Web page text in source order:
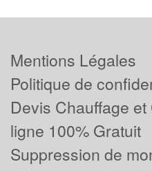
Mentions Légales
Politique de
Devis Chauffage
ligne 100% Gratuit
Suppression de